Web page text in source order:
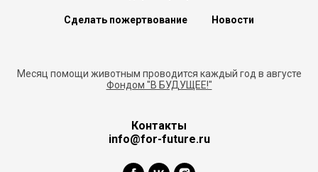
Сделать пожертвование Новости
Месяц помощи животным проводится каждый год в августе
Фондом "В БУДУЩЕЕ!"
Контакты
info@for-future.ru